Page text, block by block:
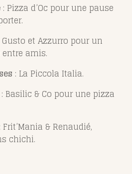
: Pizza d’Oc pour une pause
Gusto et Azzurro pour un
amis.
: La Piccola Italia.
: Basilic & Co pour une pizza
: Frit’Mania & Renaudié,
chichi.